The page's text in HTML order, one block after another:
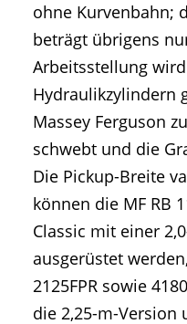
ohne Kurvenbahn;
beträgt übrigens
Arbeitsstellung
Hydraulikzylindern
Massey Ferguson
schwebt und die
Die Pickup-Breite
können die MF RB
Classic mit einer
ausgerüstet
2125FPR sowie
die 2,25-m-Version